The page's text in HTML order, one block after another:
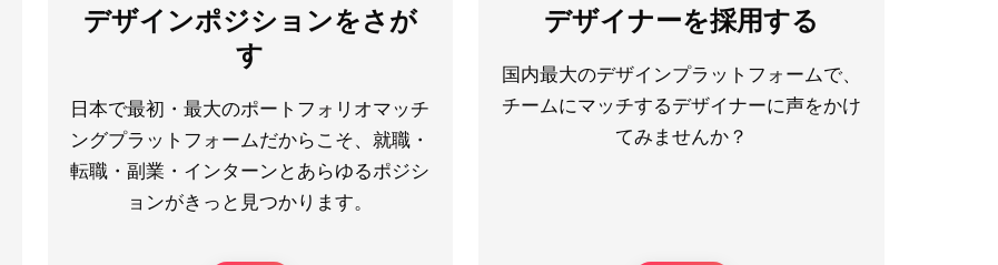
デザインポジションをさが
す
日本で最初・最大のポートフォリオマッチ
ングプラットフォームだからこそ、就職・
転職・副業・インターンとあらゆるポジシ
ョンがきっと見つかります。
デザイナーを採用する
国内最大のデザインプラットフォームで、
チームにマッチするデザイナーに声をかけ
てみませんか？